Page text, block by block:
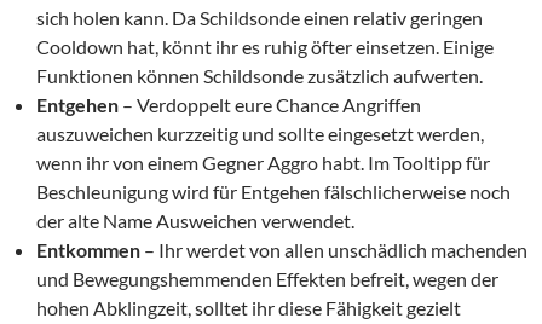
sich holen kann. Da Schildsonde einen relativ geringen
Cooldown hat, könnt ihr es ruhig öfter einsetzen. Einige
Funktionen können Schildsonde zusätzlich aufwerten.
Entgehen – Verdoppelt eure Chance Angriffen
auszuweichen kurzzeitig und sollte eingesetzt werden,
wenn ihr von einem Gegner Aggro habt. Im Tooltipp für
Beschleunigung wird für Entgehen fälschlicherweise noch
der alte Name Ausweichen verwendet.
Entkommen – Ihr werdet von allen unschädlich machenden
und Bewegungshemmenden Effekten befreit, wegen der
hohen Abklingzeit, solltet ihr diese Fähigkeit gezielt